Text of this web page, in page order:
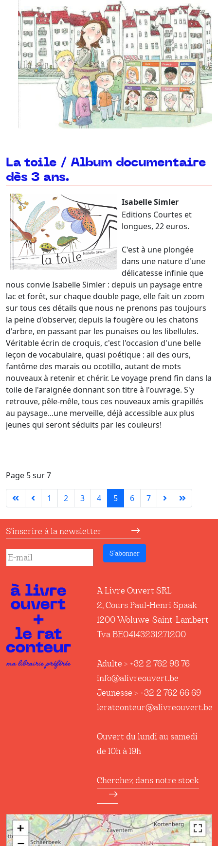
La toile / Album documentaire
dès 3 ans.
Isabelle Simler
Editions Courtes et
longues, 22 euros.
C'est à une plongée
dans une nature d'une
délicatesse infinie que
nous convie Isabelle Simler : depuis un paysage entre
lac et forêt, sur chaque double page, elle fait un zoom
sur tous ces détails que nous ne prenons pas toujours
la peine d'observer, depuis la fougère ou les chatons
d'arbre, en passant par les punaises ou les libellules.
Véritable écrin de croquis, c'est l'occasion d'une belle
leçon de vocabulaire, quasi poétique : ail des ours,
fantôme des marais ou ocotillo, autant de mots
nouveaux à retenir et chérir. Le voyage prend fin dans la
toile de l'araignée donnant son titre à l'ouvrage. S'y
retrouve, pêle-mêle, tous ces nouveaux amis grapillés
au paysage...une merveille, déjà accessible aux plus
jeunes qui seront séduits par les couleurs!
Page 5 sur 7
1 2 3 4 5 6 7
S'inscrire à la newsletter
S’abonner
A Livre Ouvert SRL
2, Cours Paul-Henri Spaak
1200 Woluwe-Saint-Lambert
Tva BE04143231271200
Adulte > +32 2 762 98 76
info@alivreouvert.be
Jeunesse > +32 2 762 66 69
leratconteur@alivreouvert.be
Ouvert du lundi au samedi
de 10h à 19h
Cherchez dans notre stock